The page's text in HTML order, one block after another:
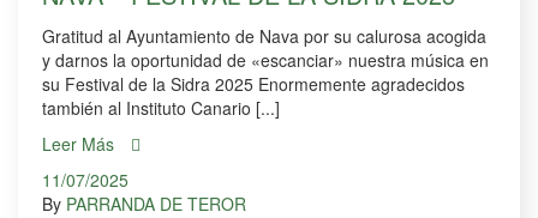
Gratitud al Ayuntamiento de Nava por su calurosa acogida
y darnos la oportunidad de «escanciar» nuestra música en
su Festival de la Sidra 2025 Enormemente agradecidos
también al Instituto Canario [...]
Leer Más
11/07/2025
By PARRANDA DE TEROR